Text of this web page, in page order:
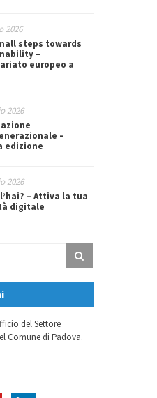
2026
steps towards
–
europeo a
2026
–
edizione
2026
l’hai? – Attiva la tua
digitale
del Settore
Comune di Padova.